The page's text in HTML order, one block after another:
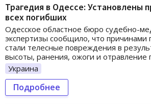
Трагедия в Одессе: Установлены
всех погибших
Одесское областное бюро судебно-
экспертизы сообщило, что причинами
стали телесные повреждения в
высоты, ранения, ожоги и отравление
Украина
Подробнее